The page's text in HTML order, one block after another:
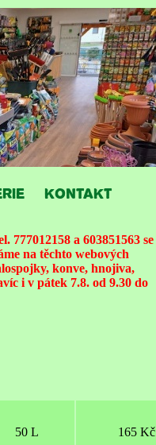
KONTAKT
777012158 a 603851563 se
na těchto webových
konve, hnojiva,
i v pátek 7.8. od 9.30 do
50 L 165 Kč